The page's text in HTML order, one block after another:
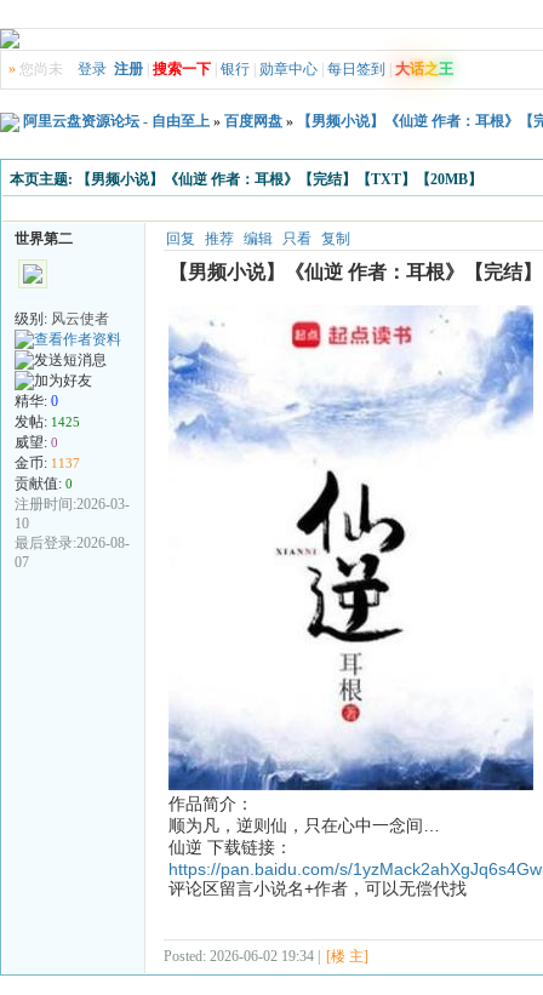
» 您尚未 登录 注册 搜索一下 银行 勋章中心 每日签到 大话之王
阿里云盘资源论坛 - 自由至上 » 百度网盘 » 【男频小说】《仙逆 作者：耳根》
本页主题: 【男频小说】《仙逆 作者：耳根》【完结】【TXT】【20MB】
世界第二
级别: 风云使者
精华: 0
发帖: 1425
威望: 0
金币: 1137
贡献值: 0
注册时间:2026-03-
10
最后登录:2026-08-
07
回复 推荐 编辑 只看 复制
【男频小说】《仙逆 作者：耳根》【完结
作品简介：
顺为凡，逆则仙，只在心中一念间…
仙逆 下载链接：
https://pan.baidu.com/s/
评论区留言小说名+作者，可以无偿代找
Posted: 2026-06-02 19:34 | [楼 主]